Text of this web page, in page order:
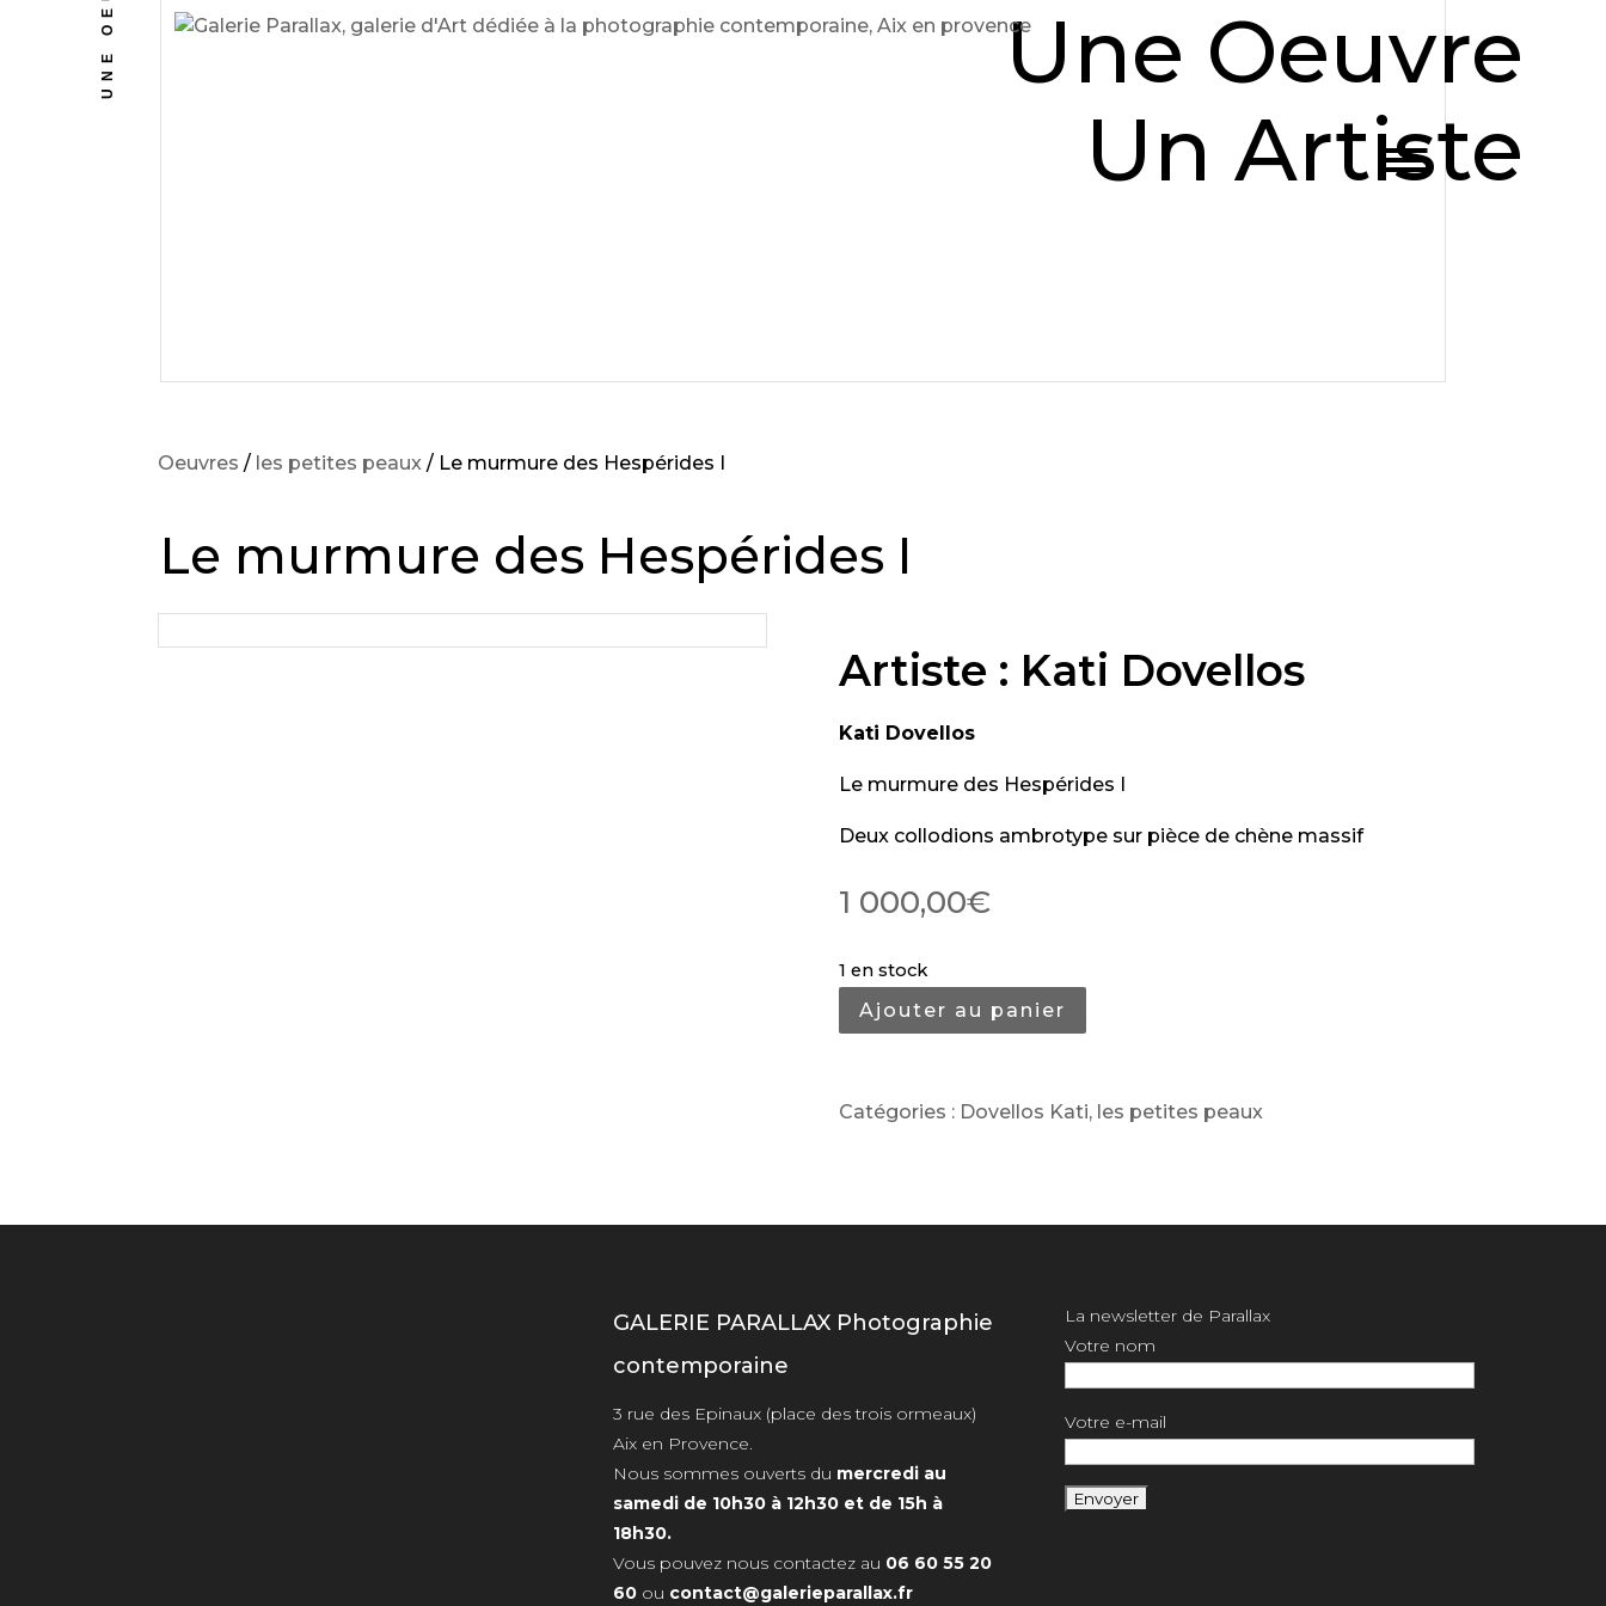
Une Oeuvre
Un Artiste
Oeuvres / les petites peaux / Le murmure des Hespérides I
Le murmure des Hespérides I
Artiste : Kati Dovellos
Kati Dovellos
Le murmure des Hespérides I
Deux collodions ambrotype sur pièce de chène massif
1 000,00€
1 en stock
Ajouter au panier
Catégories : Dovellos Kati, les petites peaux
GALERIE PARALLAX Photographie
contemporaine
3 rue des Epinaux (place des trois ormeaux)
Aix en Provence.
Nous sommes ouverts du mercredi au
samedi de 10h30 à 12h30 et de 15h à
18h30.
Vous pouvez nous contactez au 06 60 55 20
60 ou contact@galerieparallax.fr
La newsletter de Parallax
Votre nom
Votre e-mail